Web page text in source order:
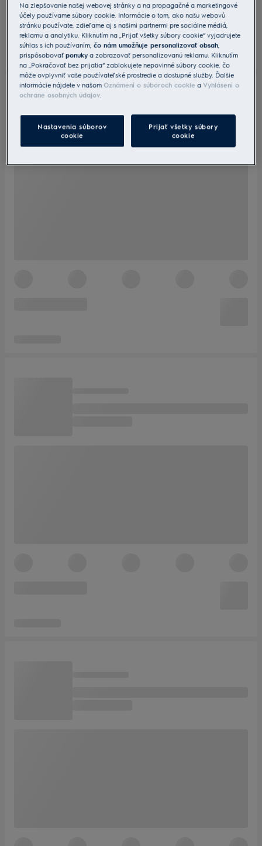
Na zlepšovanie našej webovej stránky a na propagačné a marketingové
účely používame súbory cookie. Informácie o tom, ako našu webovú
stránku používate, zdieľame aj s našimi partnermi pre sociálne médiá,
reklamu a analytiku. Kliknutím na „Prijať všetky súbory cookie“ vyjadrujete
súhlas s ich používaním,čo nám umožňuje personalizovať obsah,
prispôsobovaťponuky a zobrazovať personalizovanú reklamu. Kliknutím
na „Pokračovať bez prijatia“ zablokujete nepovinné súbory cookie, čo
môže ovplyvniť vaše používateľské prostredie a dostupné služby. Ďalšie
informácie nájdete v našomOznámení o súboroch cookie a Vyhlásení o
ochrane osobných údajov.
Nastavenia súborov
cookie
Prijať všetky súbory
cookie